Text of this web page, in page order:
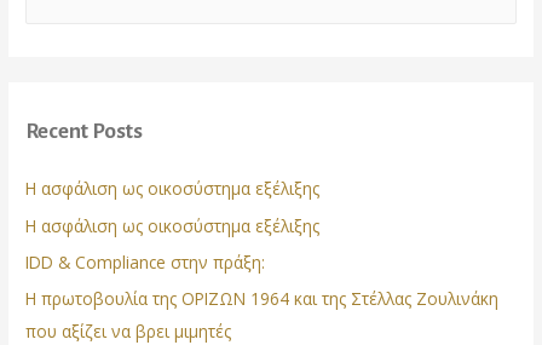
Recent Posts
Η ασφάλιση ως οικοσύστημα εξέλιξης
Η ασφάλιση ως οικοσύστημα εξέλιξης
IDD & Compliance στην πράξη:
Η πρωτοβουλία της ΟΡΙΖΩΝ 1964 και της Στέλλας Ζουλινάκη
που αξίζει να βρει μιμητές